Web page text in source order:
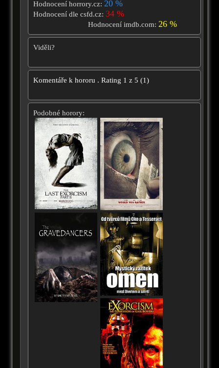
Hodnocení horrory.cz: 20 %
Hodnocení dle csfd.cz: 34 %
Hodnocení imdb.com: 26 %
Viděli?
Komentáře k hororu . Rating 1 z 5 (1)
Podobné horory: